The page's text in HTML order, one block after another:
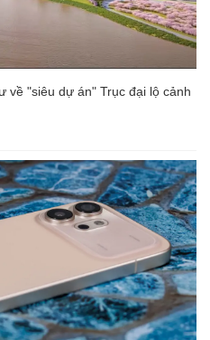
về "siêu dự án" Trục đại lộ cảnh